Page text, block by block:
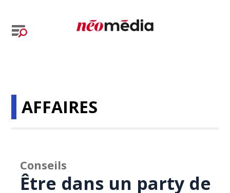
AFFAIRES
Conseils
Être dans un party de